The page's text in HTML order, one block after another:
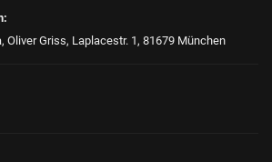
Oliver Griss, Laplacestr. 1, 81679 München